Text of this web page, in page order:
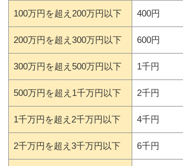
100万円を超え200万円以下 400円
200万円を超え300万円以下 600円
300万円を超え500万円以下 1千円
500万円を超え1千万円以下 2千円
1千万円を超え2千万円以下 4千円
2千万円を超え3千万円以下 6千円